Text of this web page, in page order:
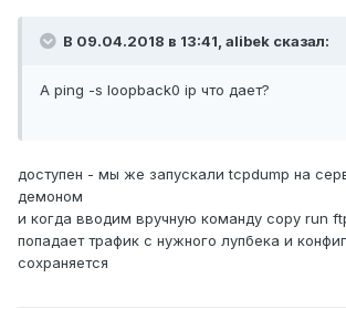
В 09.04.2018 в 13:41, alibek сказал:
А ping -s loopback0 ip что дает?
доступен - мы же запускали tcpdump на
демоном
и когда вводим вручную команду copy run
попадает трафик с нужного лупбека и
сохраняется